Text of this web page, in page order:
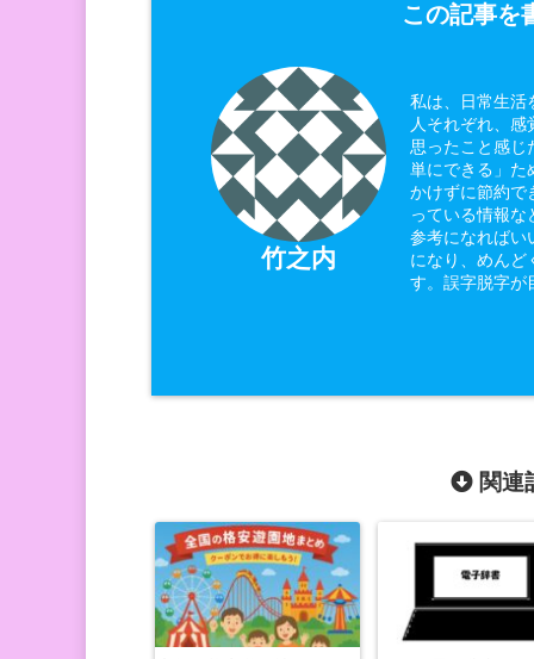
この記事を
竹之内
私は、日常生活
人それぞれ、
思ったこと感じ
単にできる」た
かけずに節約で
っている情報
参考になればい
になり、めんど
す。誤字脱字が
関連